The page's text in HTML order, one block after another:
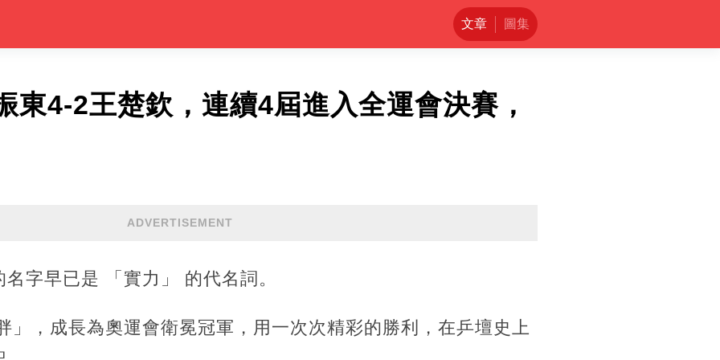
文章 圖集
東4-2王楚欽，連續4屆進入全運會決賽，
ADVERTISEMENT
名字早已是 「實力」 的代名詞。
」，成長為奧運會衛冕冠軍，用一次次精彩的勝利，在乒壇史上